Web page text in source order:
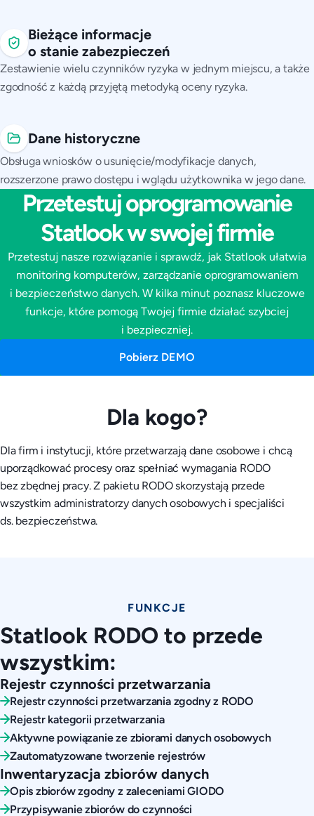
Bieżące informacje
o stanie zabezpieczeń
Zestawienie wielu czynników ryzyka w jednym miejscu, a także
zgodność z każdą przyjętą metodyką oceny ryzyka.
Dane historyczne
Obsługa wniosków o usunięcie/modyfikacje danych,
rozszerzone prawo dostępu i wglądu użytkownika w jego dane.
Przetestuj oprogramowanie
Statlook w swojej firmie
Przetestuj nasze rozwiązanie i sprawdź, jak Statlook ułatwia
monitoring komputerów, zarządzanie oprogramowaniem
i bezpieczeństwo danych. W kilka minut poznasz kluczowe
funkcje, które pomogą Twojej firmie działać szybciej
i bezpieczniej.
Pobierz DEMO
Dla kogo?
Dla firm i instytucji, które przetwarzają dane osobowe i chcą
uporządkować procesy oraz spełniać wymagania RODO
bez zbędnej pracy. Z pakietu RODO skorzystają przede
wszystkim administratorzy danych osobowych i specjaliści
ds. bezpieczeństwa.
FUNKCJE
Statlook RODO to przede
wszystkim:
Rejestr czynności przetwarzania
Rejestr czynności przetwarzania zgodny z RODO
Rejestr kategorii przetwarzania
Aktywne powiązanie ze zbiorami danych osobowych
Zautomatyzowane tworzenie rejestrów
Inwentaryzacja zbiorów danych
Opis zbiorów zgodny z zaleceniami GIODO
Przypisywanie zbiorów do czynności